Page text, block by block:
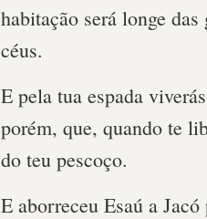
habitação será longe
céus.
E pela tua espada
porém, que, quando te
do teu pescoço.
E aborreceu Esaú a